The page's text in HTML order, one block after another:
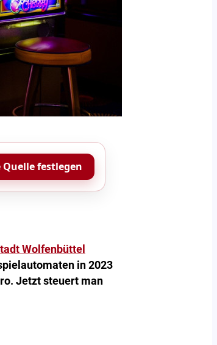
Quelle festlegen
Wolfenbüttel
in 2023
Jetzt steuert man